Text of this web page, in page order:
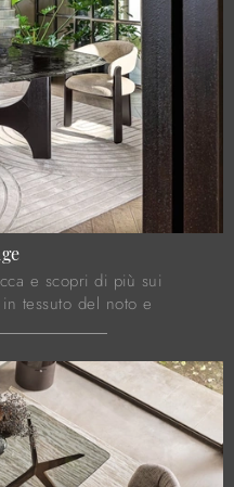
e scopri di più sui
tessuto del noto e